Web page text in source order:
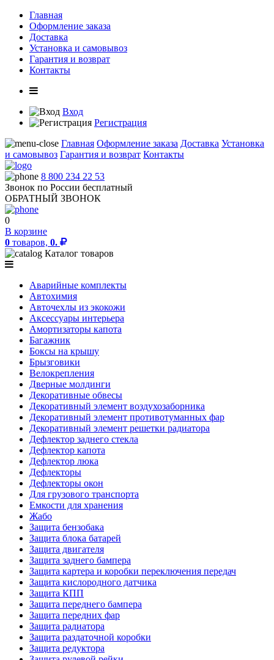
Главная
Оформление заказа
Доставка
Установка и самовывоз
Гарантия и возврат
Контакты
Вход
Регистрация
Главная Оформление заказа Доставка Установка
и самовывоз Гарантия и возврат Контакты
8 800 234 22 53
Звонок по России бесплатный
ОБРАТНЫЙ ЗВОНОК
0
В корзине
0 товаров, 0.
Каталог товаров
Аварийные комплекты
Автохимия
Авточехлы из экокожи
Аксессуары интерьера
Амортизаторы капота
Багажник
Боксы на крышу
Брызговики
Велокрепления
Дверные молдинги
Декоративные обвесы
Декоративный элемент воздухозаборника
Декоративный элемент противотуманных фар
Декоративный элемент решетки радиатора
Дефлектор заднего стекла
Дефлектор капота
Дефлектор люка
Дефлекторы
Дефлекторы окон
Для грузового транспорта
Емкости для хранения
Жабо
Защита бензобака
Защита блока батарей
Защита двигателя
Защита заднего бампера
Защита картера и коробки переключения передач
Защита кислородного датчика
Защита КПП
Защита переднего бампера
Защита передних фар
Защита радиатора
Защита раздаточной коробки
Защита редуктора